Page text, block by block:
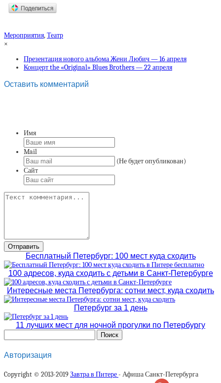
Мероприятия,Театр
×
Презентация нового альбома Жени Любич — 16 апреля
Концерт the «Original» Blues Brothers — 22 апреля
Оставить комментарий
Имя
Mail
(Не будет опубликован)
Сайт
Бесплатный Петербург: 100 мест куда сходить
100 адресов, куда сходить с детьми в Санкт-Петербурге
Интересные места Петербурга: сотни мест, куда сходить
Петербург за 1 день
11 лучших мест для ночной прогулки по Петербургу
Авторизация
Copyright © 2013-2019Завтра в Питере- Афиша Санкт-Петербурга